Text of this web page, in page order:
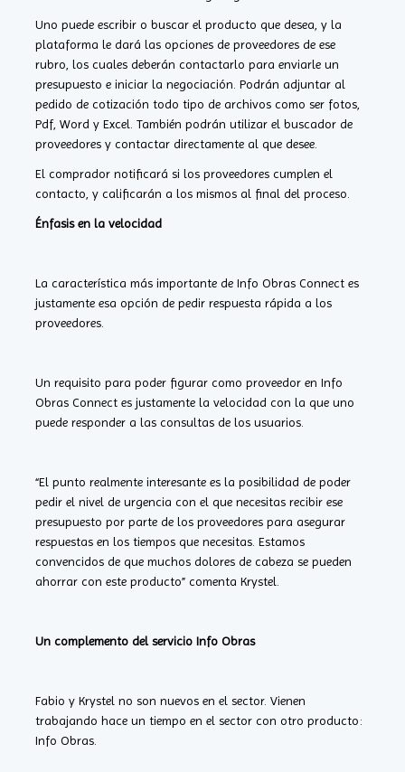
Uno puede escribir o buscar el producto que desea, y la
plataforma le dará las opciones de proveedores de ese
rubro, los cuales deberán contactarlo para enviarle un
presupuesto e iniciar la negociación. Podrán adjuntar al
pedido de cotización todo tipo de archivos como ser fotos,
Pdf, Word y Excel. También podrán utilizar el buscador de
proveedores y contactar directamente al que desee.
El comprador notificará si los proveedores cumplen el
contacto, y calificarán a los mismos al final del proceso.
Énfasis en la velocidad
La característica más importante de Info Obras Connect es
justamente esa opción de pedir respuesta rápida a los
proveedores.
Un requisito para poder figurar como proveedor en Info
Obras Connect es justamente la velocidad con la que uno
puede responder a las consultas de los usuarios.
“El punto realmente interesante es la posibilidad de poder
pedir el nivel de urgencia con el que necesitas recibir ese
presupuesto por parte de los proveedores para asegurar
respuestas en los tiempos que necesitas. Estamos
convencidos de que muchos dolores de cabeza se pueden
ahorrar con este producto” comenta Krystel.
Un complemento del servicio Info Obras
Fabio y Krystel no son nuevos en el sector. Vienen
trabajando hace un tiempo en el sector con otro producto:
Info Obras.